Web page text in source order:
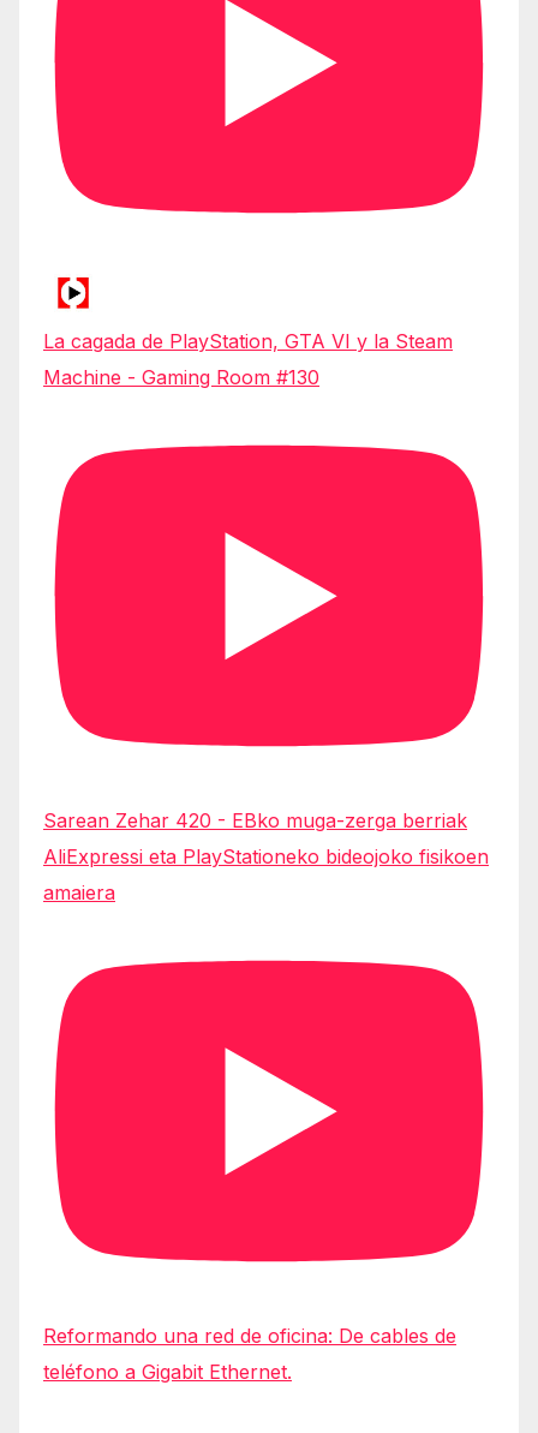
La cagada de PlayStation, GTA VI y la Steam
Machine - Gaming Room #130
Sarean Zehar 420 - EBko muga-zerga berriak
AliExpressi eta PlayStationeko bideojoko fisikoen
amaiera
Reformando una red de oficina: De cables de
teléfono a Gigabit Ethernet.